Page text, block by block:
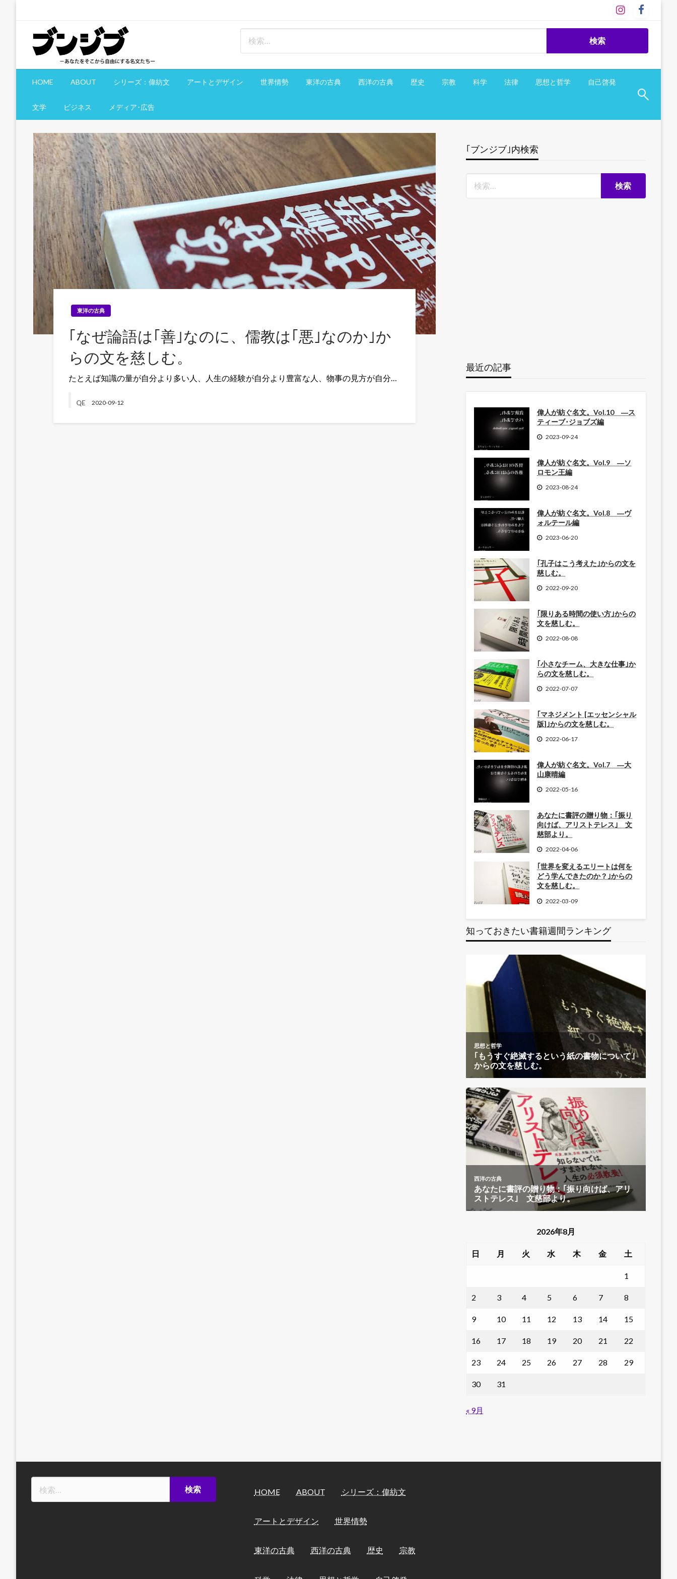
ブンジブ
文慈部：あなたをそこから自由にする名文たち
HOME ABOUT シリーズ：偉紡文 アートとデザイン 世界情勢 東洋の古典 西洋の古典 歴史 宗教 科学 法律 思想と哲学 自己啓発
文学 ビジネス メディア･広告
東洋の古典
｢なぜ論語は｢善｣なのに、儒教は｢悪｣なのか｣か
らの文を慈しむ。
たとえば知識の量が自分より多い人、人生の経験が自分より豊富な人、物事の見方が自分…
QE 2020-09-12
｢ブンジブ｣内検索
最近の記事
偉人が紡ぐ名文。Vol.10 ―ス
ティーブ･ジョブズ編
2023-09-24
偉人が紡ぐ名文。Vol.9 ―ソ
ロモン王編
2023-08-24
偉人が紡ぐ名文。Vol.8 ―ヴ
ォルテール編
2023-06-20
｢孔子はこう考えた｣からの文を
慈しむ。
2022-09-20
｢限りある時間の使い方｣からの
文を慈しむ。
2022-08-08
｢小さなチーム、大きな仕事｣か
らの文を慈しむ。
2022-07-07
｢マネジメント [エッセンシャル
版]｣からの文を慈しむ。
2022-06-17
偉人が紡ぐ名文。Vol.7 ―大
山康晴編
2022-05-16
あなたに書評の贈り物：｢振り
向けば、アリストテレス｣ 文
慈部より。
2022-04-06
｢世界を変えるエリートは何を
どう学んできたのか？｣からの
文を慈しむ。
2022-03-09
知っておきたい書籍週間ランキング
2026年8月
日 月 火 水 木 金 土
1
2 3 4 5 6 7 8
9 10 11 12 13 14 15
16 17 18 19 20 21 22
23 24 25 26 27 28 29
30 31
« 9月
HOME ABOUT シリーズ：偉紡文
アートとデザイン 世界情勢
東洋の古典 西洋の古典 歴史 宗教